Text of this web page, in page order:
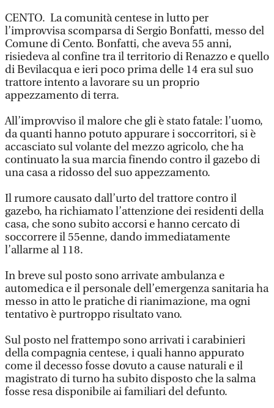
CENTO. La comunità centese in lutto per
l’improvvisa scomparsa di Sergio Bonfatti, messo del
Comune di Cento. Bonfatti, che aveva 55 anni,
risiedeva al confine tra il territorio di Renazzo e quello
di Bevilacqua e ieri poco prima delle 14 era sul suo
trattore intento a lavorare su un proprio
appezzamento di terra.
All’improvviso il malore che gli è stato fatale: l’uomo,
da quanti hanno potuto appurare i soccorritori, si è
accasciato sul volante del mezzo agricolo, che ha
continuato la sua marcia finendo contro il gazebo di
una casa a ridosso del suo appezzamento.
Il rumore causato dall’urto del trattore contro il
gazebo, ha richiamato l’attenzione dei residenti della
casa, che sono subito accorsi e hanno cercato di
soccorrere il 55enne, dando immediatamente
l’allarme al 118.
In breve sul posto sono arrivate ambulanza e
automedica e il personale dell’emergenza sanitaria ha
messo in atto le pratiche di rianimazione, ma ogni
tentativo è purtroppo risultato vano.
Sul posto nel frattempo sono arrivati i carabinieri
della compagnia centese, i quali hanno appurato
come il decesso fosse dovuto a cause naturali e il
magistrato di turno ha subito disposto che la salma
fosse resa disponibile ai familiari del defunto.